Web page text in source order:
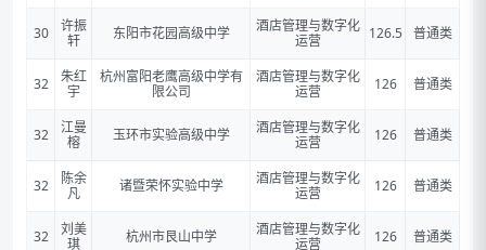
30
许振
轩
东阳市花园高级中学
酒店管理与数字化
运营
126.5 普通类
32
朱红
宇
杭州富阳老鹰高级中学有
限公司
酒店管理与数字化
运营
126 普通类
32
江曼
榕
玉环市实验高级中学
酒店管理与数字化
运营
126 普通类
32
陈余
凡
诸暨荣怀实验中学
酒店管理与数字化
运营
126 普通类
32
刘美
琪
杭州市艮山中学
酒店管理与数字化
运营
126 普通类